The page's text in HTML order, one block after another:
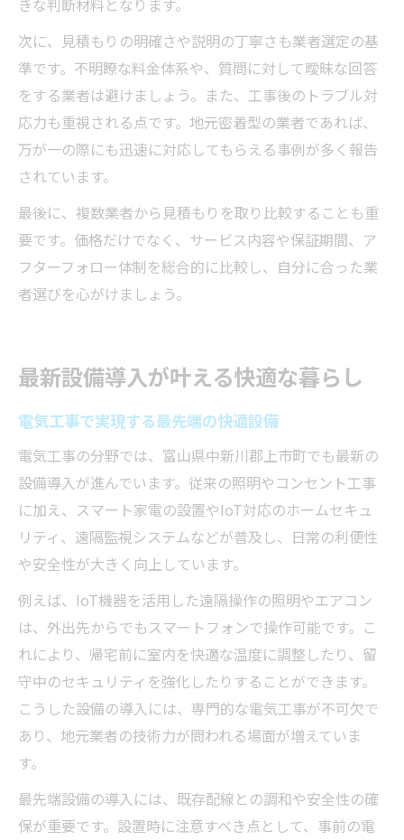
次に、見積もりの明確さや説明の丁寧さも業者選定の基
準です。不明瞭な料金体系や、質問に対して曖昧な回答
をする業者は避けましょう。また、工事後のトラブル対
応力も重視される点です。地元密着型の業者であれば、
万が一の際にも迅速に対応してもらえる事例が多く報告
されています。
最後に、複数業者から見積もりを取り比較することも重
要です。価格だけでなく、サービス内容や保証期間、ア
フターフォロー体制を総合的に比較し、自分に合った業
者選びを心がけましょう。
最新設備導入が叶える快適な暮らし
電気工事で実現する最先端の快適設備
電気工事の分野では、富山県中新川郡上市町でも最新の
設備導入が進んでいます。従来の照明やコンセント工事
に加え、スマート家電の設置やIoT対応のホームセキュ
リティ、遠隔監視システムなどが普及し、日常の利便性
や安全性が大きく向上しています。
例えば、IoT機器を活用した遠隔操作の照明やエアコン
は、外出先からでもスマートフォンで操作可能です。こ
れにより、帰宅前に室内を快適な温度に調整したり、留
守中のセキュリティを強化したりすることができます。
こうした設備の導入には、専門的な電気工事が不可欠で
あり、地元業者の技術力が問われる場面が増えていま
す。
最先端設備の導入には、既存配線との調和や安全性の確
保が重要です。設置時に注意すべき点として、事前の電